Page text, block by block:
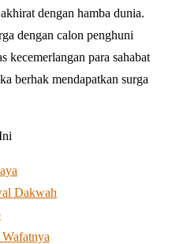
dengan hamba dunia.
dengan calon penghuni
kecemerlangan para sahabat
berhak mendapatkan surga
Dakwah